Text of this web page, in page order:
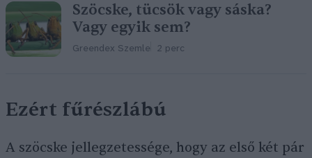
Szöcske, tücsök vagy sáska?
Vagy egyik sem?
Greendex Szemle 2 perc
Ezért fűrészlábú
A szöcske jellegzetessége, hogy az első két pár